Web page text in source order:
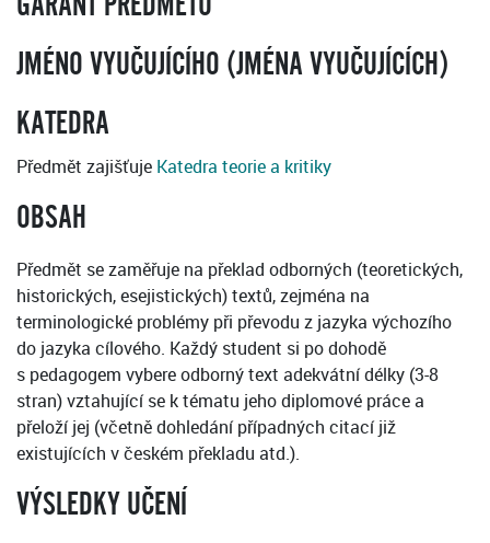
JMÉNO VYUČUJÍCÍHO (JMÉNA VYUČUJÍCÍCH)
KATEDRA
Předmět zajišťuje Katedra teorie a kritiky
OBSAH
Předmět se zaměřuje na překlad odborných (teoretických,
historických, esejistických) textů, zejména na
terminologické problémy při převodu z jazyka výchozího
do jazyka cílového. Každý student si po dohodě
s pedagogem vybere odborný text adekvátní délky (3-8
stran) vztahující se k tématu jeho diplomové práce a
přeloží jej (včetně dohledání případných citací již
existujících v českém překladu atd.).
VÝSLEDKY UČENÍ